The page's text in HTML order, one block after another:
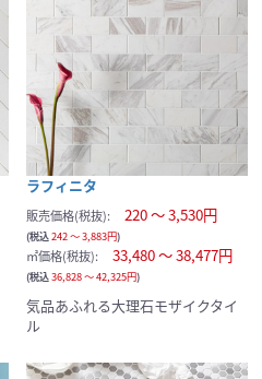
ラフィニタ
販売価格(税抜): 220 ～ 3,530円
(税込242 ～ 3,883円)
㎡価格(税抜): 33,480 ～ 38,477円
(税込36,828 ～ 42,325円)
気品あふれる大理石モザイクタイ
ル